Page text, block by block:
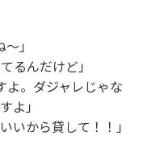
」
るんだけど」
よ。ダジャレじゃな
よ」
から貸して！！」